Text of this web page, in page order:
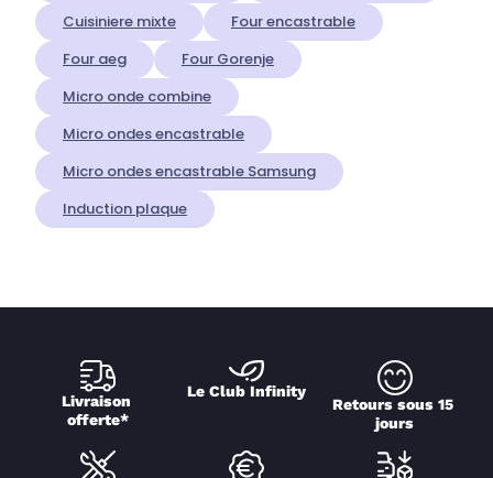
Cuisiniere mixte
Four encastrable
Four aeg
Four Gorenje
Micro onde combine
Micro ondes encastrable
Micro ondes encastrable Samsung
Induction plaque
Livraison
offerte*
Le Club Infinity
Retours sous 15
jours